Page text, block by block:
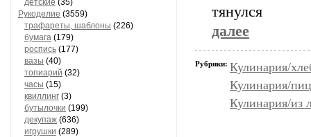
детские (35)
Рукоделие (3559)
трафареты, шаблоны (226)
бумага (179)
роспись (177)
вазы (40)
топиарий (32)
часы (15)
квиллинг (3)
бутылочки (199)
декупаж (636)
игрушки (289)
тянулся
далее
Рубрики: Кулинария/
Кулинария/
Кулинария/из